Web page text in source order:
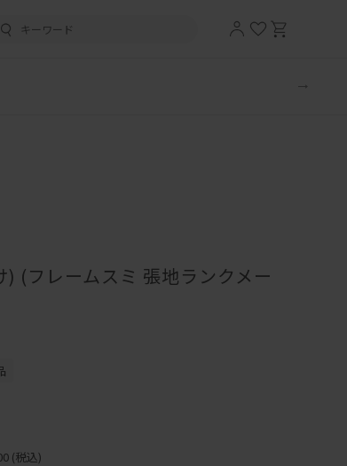
(フレームスミ 張地ランクメー
(税込)